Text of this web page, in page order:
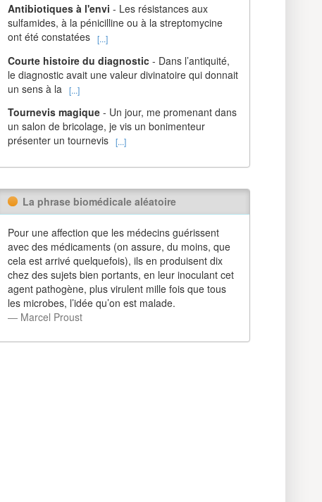
Antibiotiques à l'envi - Les résistances aux
sulfamides, à la pénicilline ou à la streptomycine
ont été constatées [...]
Courte histoire du diagnostic - Dans l’antiquité,
le diagnostic avait une valeur divinatoire qui donnait
un sens à la
[...]
Tournevis magique - Un jour, me promenant dans
un salon de bricolage, je vis un bonimenteur
présenter un tournevis [...]
La phrase biomédicale aléatoire
Pour une affection que les médecins guérissent
avec des médicaments (on assure, du moins, que
cela est arrivé quelquefois), ils en produisent dix
chez des sujets bien portants, en leur inoculant cet
agent pathogène, plus virulent mille fois que tous
les microbes, l’idée qu’on est malade.
― Marcel Proust